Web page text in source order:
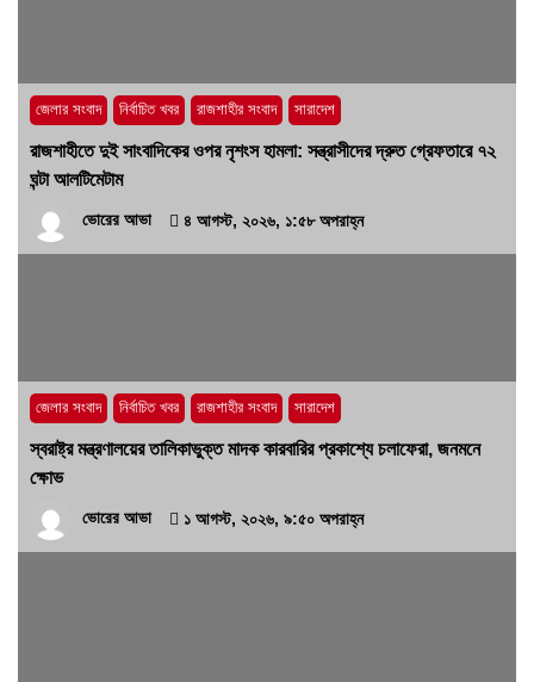
১৭ জুলাই, ২০২৬, ৪:৩৩ অপরাহ্ন
জেলার সংবাদ নির্বাচিত খবর রাজশাহীর সংবাদ সারাদেশ
রাজশাহীতে দুই সাংবাদিকের ওপর নৃশংস হামলা: সন্ত্রাসীদের দ্রুত গ্রেফতারে ৭২
ঘন্টা আলটিমেটাম
ভোরের আভা ৪ আগস্ট, ২০২৬, ১:৫৮ অপরাহ্ন
জেলার সংবাদ নির্বাচিত খবর রাজশাহীর সংবাদ সারাদেশ
স্বরাষ্ট্র মন্ত্রণালয়ের তালিকাভুক্ত মাদক কারবারির প্রকাশ্যে চলাফেরা, জনমনে
ক্ষোভ
ভোরের আভা ১ আগস্ট, ২০২৬, ৯:৫০ অপরাহ্ন